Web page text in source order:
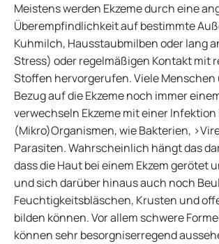
Meistens werden Ekzeme durch eine
Überempfindlichkeit auf bestimmte
Kuhmilch, Hausstaubmilben oder lang
Stress) oder regelmäßigen Kontakt mit
Stoffen hervorgerufen. Viele
Bezug auf die Ekzeme noch immer
verwechseln Ekzeme mit einer
(Mikro)Organismen, wie Bakterien,
Parasiten. Wahrscheinlich hängt das
dass die Haut bei einem Ekzem gerötet
und sich darüber hinaus auch noch
Feuchtigkeitsbläschen, Krusten und
bilden können. Vor allem schwere
können sehr besorgniserregend